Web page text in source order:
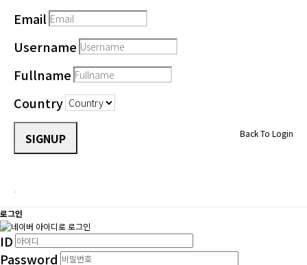
Email
Username
Fullname
Country
SIGNUP Back To Login
로그인
ID
Password